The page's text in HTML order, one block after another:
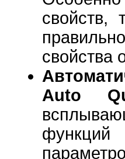
свойств,
свойства
Auto